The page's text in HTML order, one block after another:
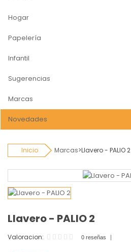
Hogar
Papelería
Infantil
Sugerencias
Marcas
Novedades
Inicio Marcas>Llavero - PALIO 2
Llavero - PALIO 2
Valoracion: 0 reseñas